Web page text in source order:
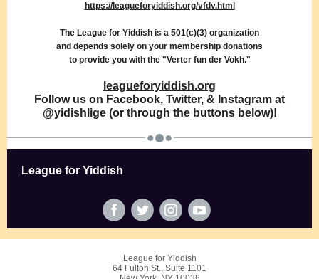
https://leagueforyiddish.org/vfdv.html
The League for Yiddish is a 501(c)(3) organization
and depends solely on your membership donations
to provide you with the "Verter fun der Vokh."
leagueforyiddish.org
Follow us on Facebook, Twitter, & Instagram at
@yidishlige (or through the buttons below)!
League for Yiddish
League for Yiddish
64 Fulton St., Suite 1101